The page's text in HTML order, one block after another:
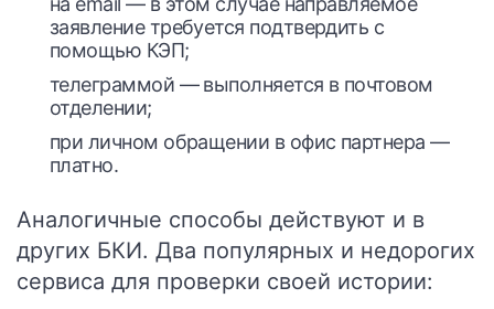
заявление требуется подтвердить с
помощью КЭП;
телеграммой — выполняется в почтовом
отделении;
при личном обращении в офис партнера —
платно.
Аналогичные способы действуют и в
других БКИ. Два популярных и недорогих
сервиса для проверки своей истории: